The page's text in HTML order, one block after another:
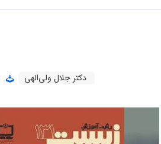
دکتر جلال ولی‌الهی